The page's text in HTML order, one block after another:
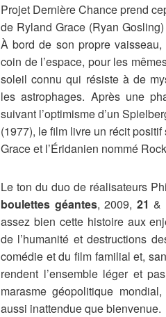
Projet Dernière Chance prend
de Ryland Grace (Ryan
À bord de son propre vaisseau,
coin de l’espace, pour les
soleil connu qui résiste à de
les astrophages. Après une
suivant l’optimisme d’un
(1977), le film livre un récit
Grace et l’Éridanien nommé
Le ton du duo de réalisateurs
boulettes géantes, 2009, 21 &
assez bien cette histoire aux
de l’humanité et destructions
comédie et du film familial et,
rendent l’ensemble léger et
marasme géopolitique
aussi inattendue que bienvenue.